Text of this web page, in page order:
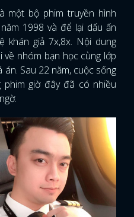
một bộ phim truyền hình
1998 và để lại dấu ấn
khán giả 7x,8x. Nội dung
nhóm bạn học cùng lớp
Sau 22 năm, cuộc sống
giờ đây đã có nhiều